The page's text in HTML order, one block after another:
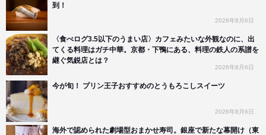
到！
2026年8月6日
〈食べログ3.5以下のうまい店〉カフェみたいな外観なのに、出
てくる料理はガチ中華。京都・下鴨にある、料理の鉄人の系譜を
継ぐ気鋭店とは？
2026年8月6日
今が旬！ プリン王子おすすめのとうもろこしスイーツ
2026年8月6日
海外で認められた劇場型おまかせ寿司。銀座で新たな幕開け（東